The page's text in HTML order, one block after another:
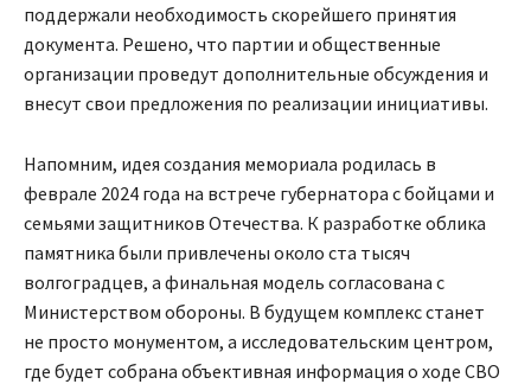
поддержали необходимость скорейшего принятия
документа. Решено, что партии и общественные
организации проведут дополнительные обсуждения и
внесут свои предложения по реализации инициативы.
Напомним, идея создания мемориала родилась в
феврале 2024 года на встрече губернатора с бойцами и
семьями защитников Отечества. К разработке облика
памятника были привлечены около ста тысяч
волгоградцев, а финальная модель согласована с
Министерством обороны. В будущем комплекс станет
не просто монументом, а исследовательским центром,
где будет собрана объективная информация о ходе СВО